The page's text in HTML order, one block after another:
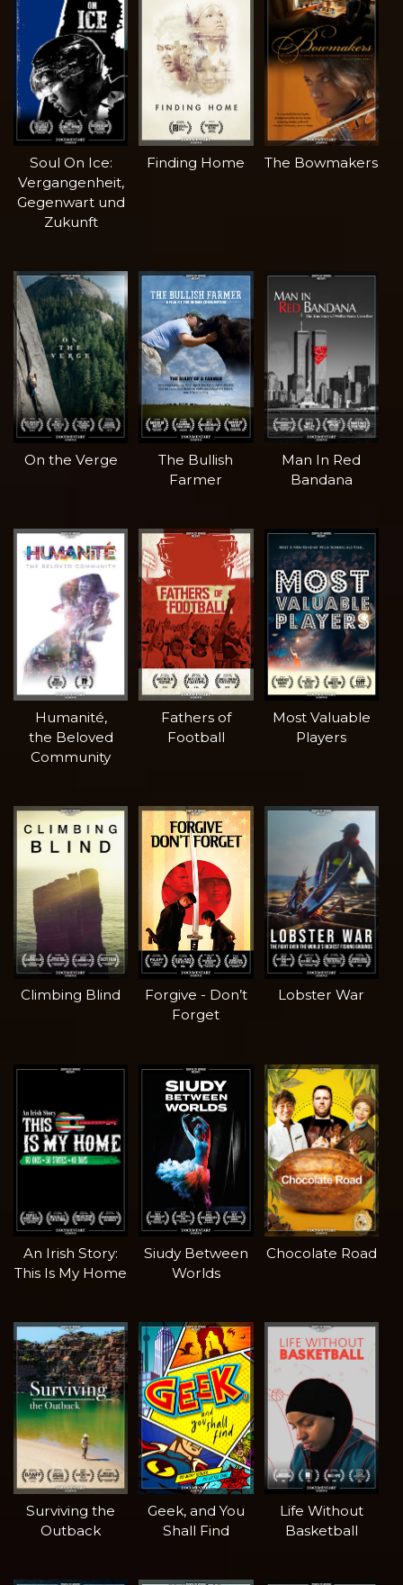
Soul On Ice:
Vergangenheit,
Gegenwart und
Zukunft
Finding Home The Bowmakers
On the Verge
The Bullish
Farmer
Man In Red
Bandana
Humanité,
the Beloved
Community
Fathers of
Football
Most Valuable
Players
Climbing Blind
Forgive - Don’t
Forget
Lobster War
An Irish Story:
This Is My Home
Siudy Between
Worlds
Chocolate Road
Surviving the
Outback
Geek, and You
Shall Find
Life Without
Basketball